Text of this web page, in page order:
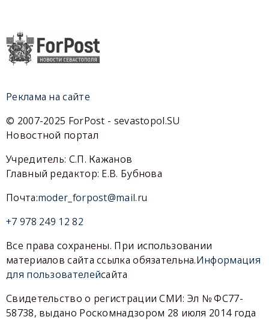
Реклама на сайте
© 2007-2025 ForPost - sevastopol.SU
Новостной портал
Учредитель: С.П. Кажанов
Главный редактор: Е.В. Бубнова
Почта:moder_forpost@mail.ru
+7 978 249 12 82
Все права сохранены. При использовании
материалов сайта ссылка обязательна.Информация
для пользователейсайта
Свидетельство о регистрации СМИ: Эл № ФС77-
58738, выдано Роскомнадзором 28 июля 2014 года